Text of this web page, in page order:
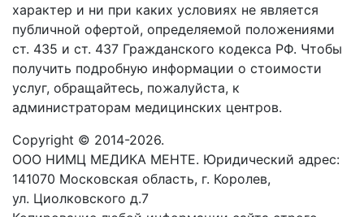
характер и ни при каких условиях не является
публичной офертой, определяемой положениями
ст. 435 и ст. 437 Гражданского кодекса РФ. Чтобы
получить подробную информации о стоимости
услуг, обращайтесь, пожалуйста, к
администраторам медицинских центров.
Copyright © 2014-2026.
ООО НИМЦ МЕДИКА МЕНТЕ. Юридический адрес:
141070 Московская область, г. Королев,
ул. Циолковского д.7